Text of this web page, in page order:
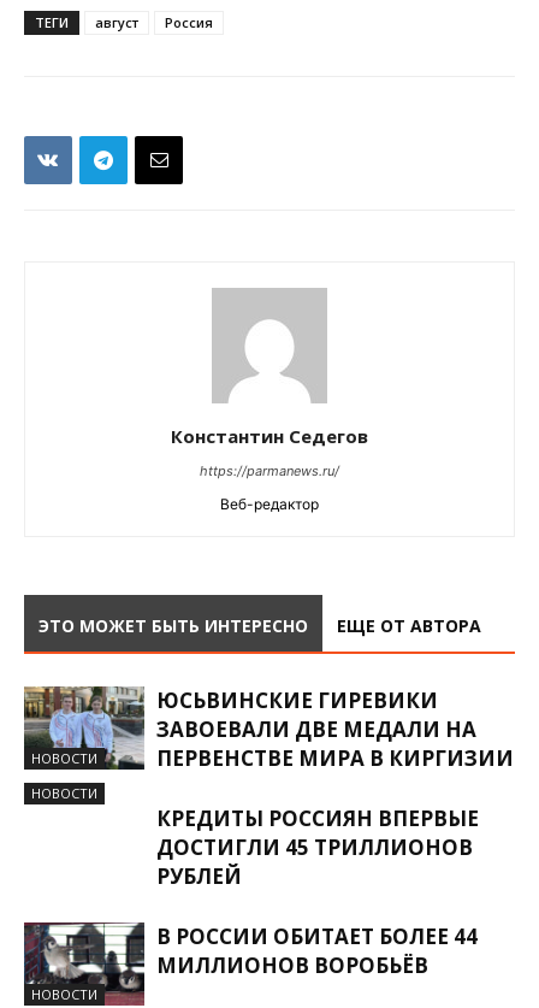
ТЕГИ август Россия
Константин Седегов
https://parmanews.ru/
Веб-редактор
ЭТО МОЖЕТ БЫТЬ ИНТЕРЕСНО ЕЩЕ ОТ АВТОРА
НОВОСТИ
ЮСЬВИНСКИЕ ГИРЕВИКИ
ЗАВОЕВАЛИ ДВЕ МЕДАЛИ НА
ПЕРВЕНСТВЕ МИРА В КИРГИЗИИ
НОВОСТИ
КРЕДИТЫ РОССИЯН ВПЕРВЫЕ
ДОСТИГЛИ 45 ТРИЛЛИОНОВ
РУБЛЕЙ
НОВОСТИ
В РОССИИ ОБИТАЕТ БОЛЕЕ 44
МИЛЛИОНОВ ВОРОБЬЁВ